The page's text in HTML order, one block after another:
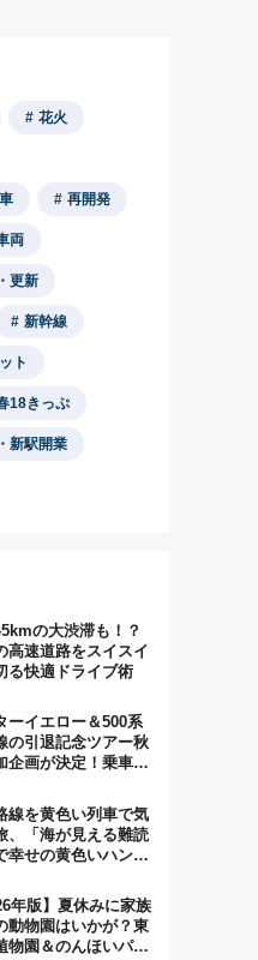
花火
再開発
両
更新
新幹線
ト
18きっぷ
新駅開業
の大渋滞も！？
高速道路をスイスイ
る快適ドライブ術
ーイエロー＆500系
の引退記念ツアー秋
企画が決定！乗車体
線を黄色い列車で気
、「海が見える難読
幸せの黄色いハンカ
」279回目の舞台は
鉄道」
年版】夏休みに家族
動物園はいかが？東
物園＆のんほいパー